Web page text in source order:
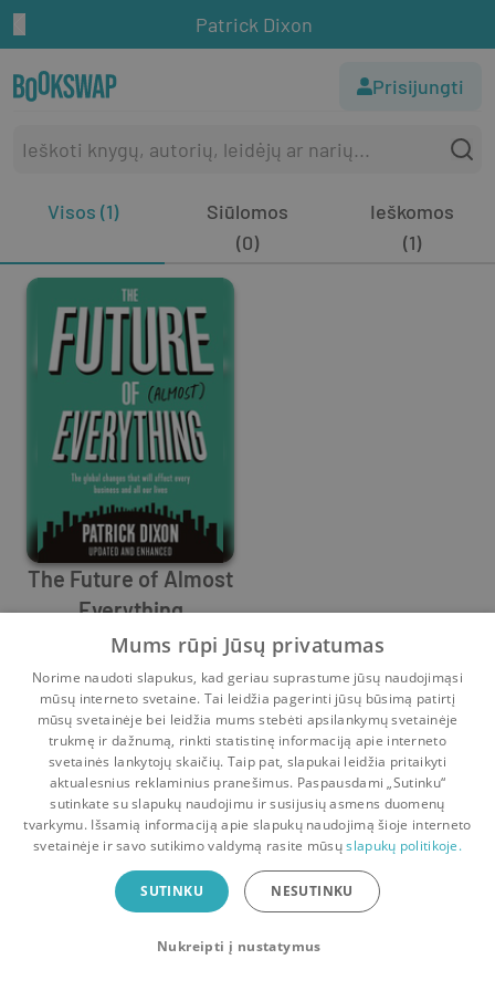
Patrick Dixon
Prisijungti
Visos (1)
Siūlomos
(0)
Ieškomos
(1)
The Future of Almost
Everything
Patrick Dixon
0 3
Pradinis Krepšelis Pokalbiai Pranešimai Paskyra
Bookswap programėlė
Mainykis knygomis dar patogiau!
Uždaryti
Mums rūpi Jūsų privatumas
Norime naudoti slapukus, kad geriau suprastume jūsų naudojimąsi
mūsų interneto svetaine. Tai leidžia pagerinti jūsų būsimą patirtį
mūsų svetainėje bei leidžia mums stebėti apsilankymų svetainėje
trukmę ir dažnumą, rinkti statistinę informaciją apie interneto
svetainės lankytojų skaičių. Taip pat, slapukai leidžia pritaikyti
aktualesnius reklaminius pranešimus. Paspausdami „Sutinku“
sutinkate su slapukų naudojimu ir susijusių asmens duomenų
tvarkymu. Išsamią informaciją apie slapukų naudojimą šioje interneto
svetainėje ir savo sutikimo valdymą rasite mūsųslapukų politikoje.
SUTINKU NESUTINKU
Nukreipti į nustatymus